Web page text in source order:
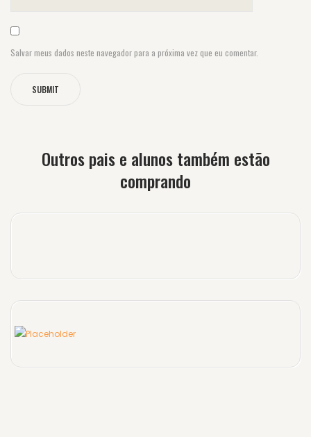
Salvar meus dados neste navegador para a próxima vez que eu comentar.
Outros pais e alunos também estão
comprando